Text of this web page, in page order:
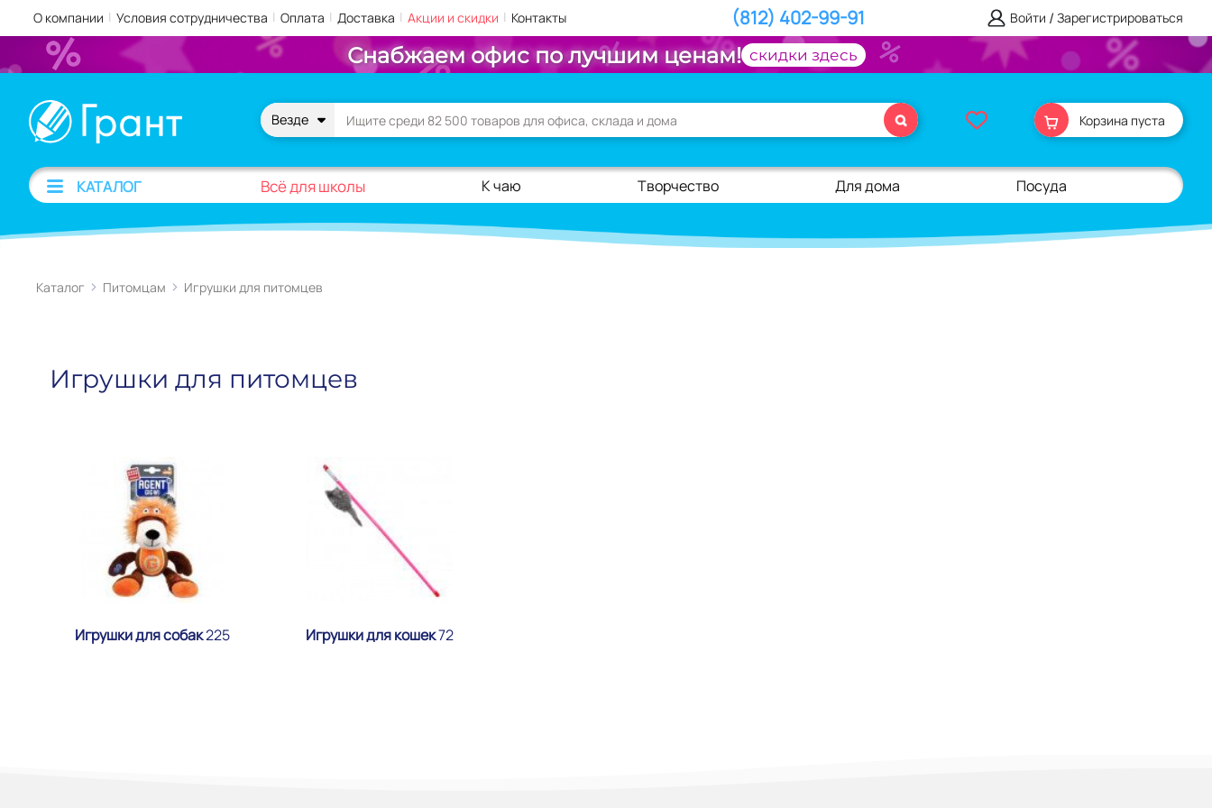
О компании | Условия сотрудничества | Оплата | Доставка | Акции и скидки | Контакты (812) 402-99-91 Войти / Зарегистрироваться
Снабжаем офис по лучшим ценам! скидки здесь
Везде Корзина пуста
КАТАЛОГ Всё для школы К чаю Творчество Для дома Посуда
Каталог Питомцам Игрушки для питомцев
Игрушки для питомцев
Игрушки для собак225 Игрушки для кошек72